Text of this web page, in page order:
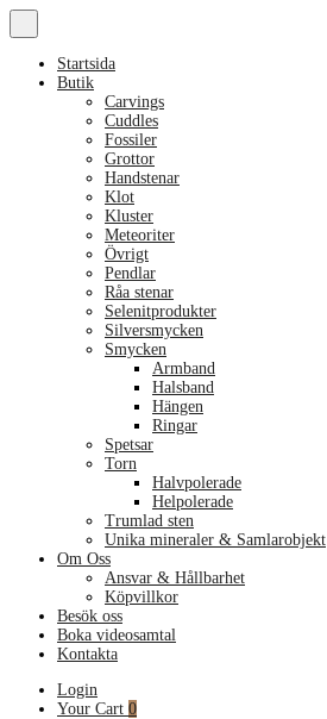
Startsida
Butik
Carvings
Cuddles
Fossiler
Grottor
Handstenar
Klot
Kluster
Meteoriter
Övrigt
Pendlar
Råa stenar
Selenitprodukter
Silversmycken
Smycken
Armband
Halsband
Hängen
Ringar
Spetsar
Torn
Halvpolerade
Helpolerade
Trumlad sten
Unika mineraler & Samlarobjekt
Om Oss
Ansvar & Hållbarhet
Köpvillkor
Besök oss
Boka videosamtal
Kontakta
Login
Your Cart 0